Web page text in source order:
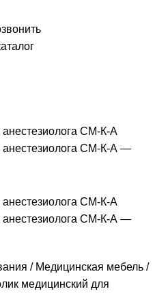
Медицинская мебель
медицинский для